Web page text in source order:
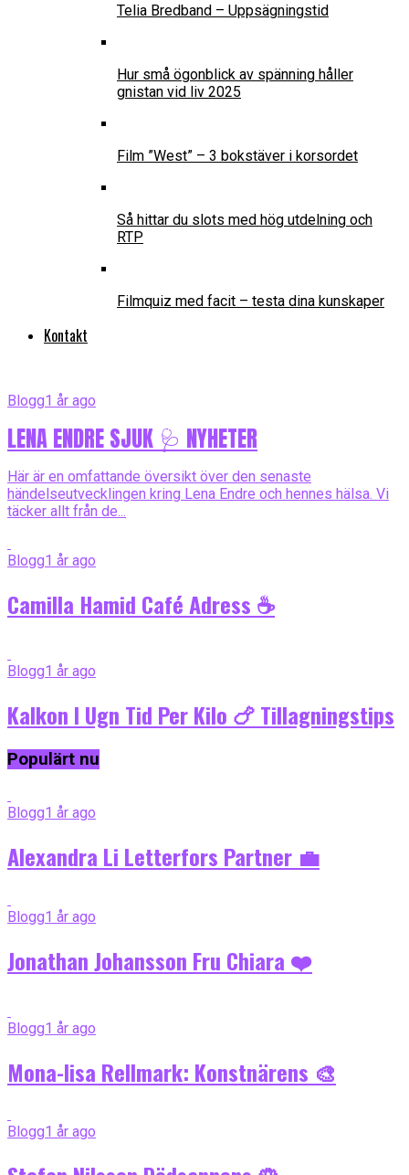
Telia Bredband – Uppsägningstid
Hur små ögonblick av spänning håller
gnistan vid liv 2025
Film ”West” – 3 bokstäver i korsordet
Så hittar du slots med hög utdelning och
RTP
Filmquiz med facit – testa dina kunskaper
Kontakt
Blogg1 år ago
LENA ENDRE SJUK 🩺 NYHETER
Här är en omfattande översikt över den senaste
händelseutvecklingen kring Lena Endre och hennes hälsa. Vi
täcker allt från de...
Blogg1 år ago
Camilla Hamid Café Adress ☕️
Blogg1 år ago
Kalkon I Ugn Tid Per Kilo 🍗 Tillagningstips
Populärt nu
Blogg1 år ago
Alexandra Li Letterfors Partner 💼
Blogg1 år ago
Jonathan Johansson Fru Chiara ❤️
Blogg1 år ago
Mona-lisa Rellmark: Konstnärens 🎨
Blogg1 år ago